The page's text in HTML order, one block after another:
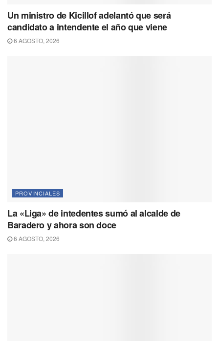
Un ministro de Kicillof adelantó que será
candidato a intendente el año que viene
6 AGOSTO, 2026
PROVINCIALES
La «Liga» de intedentes sumó al alcalde de
Baradero y ahora son doce
6 AGOSTO, 2026